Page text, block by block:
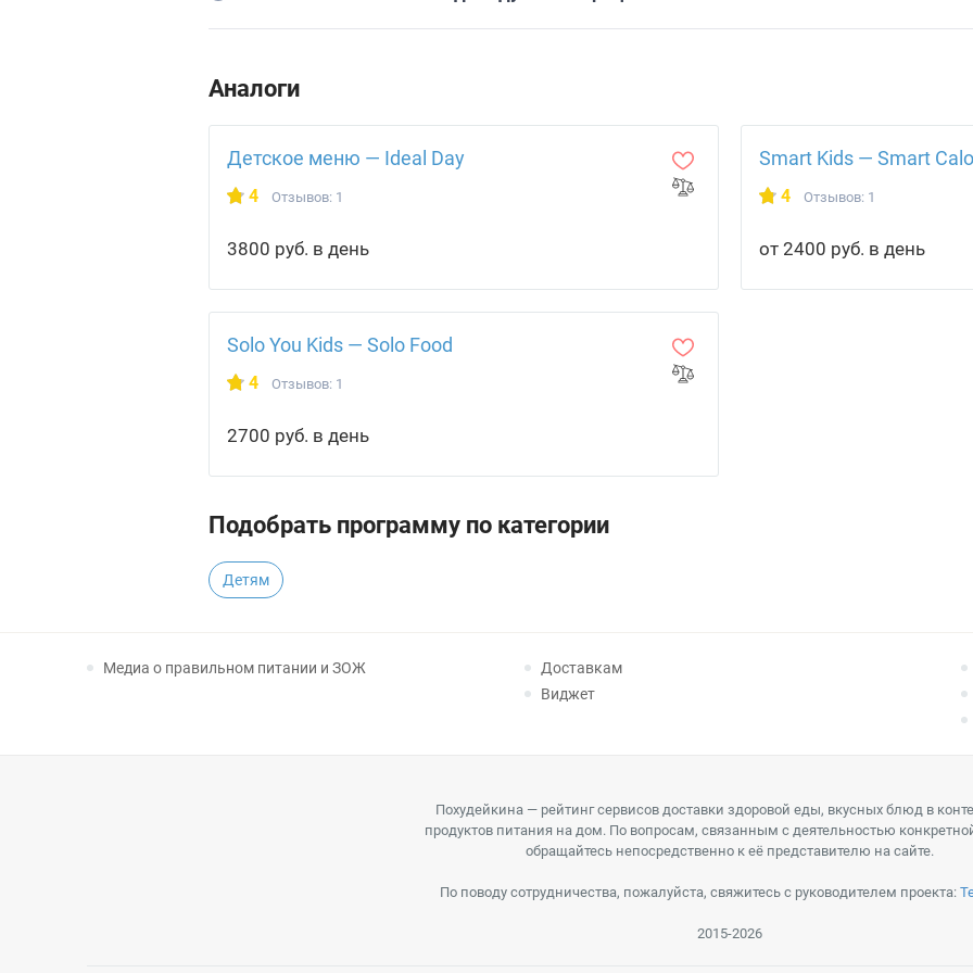
Аналоги
Детское меню — Ideal Day
4 Отзывов: 1
3800 руб. в день
Smart Kids — Smart
4 Отзывов: 1
от 2400 руб. в день
Solo You Kids — Solo Food
4 Отзывов: 1
2700 руб. в день
Подобрать программу по категории
Детям
Медиа о правильном питании и ЗОЖ
Доставкам
Виджет
Похудейкина — рейтинг сервисов доставки здоровой еды, вкусных блюд в
продуктов питания на дом. По вопросам, связанным с деятельностью
обращайтесь непосредственно к её представителю на сайте.
По поводу сотрудничества, пожалуйста, свяжитесь с руководителем проекта:
2015-2026